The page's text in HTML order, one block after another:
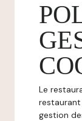
Le
gestion